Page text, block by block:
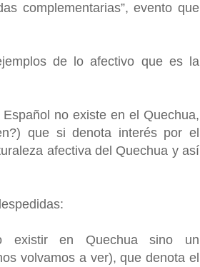
complementarias”, evento que
de lo afectivo que es la
no existe en el Quechua,
que si denota interés por el
afectiva del Quechua y así
existir en Quechua sino un
volvamos a ver), que denota el